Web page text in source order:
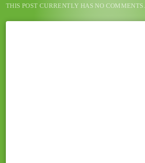
THIS POST CURRENTLY HAS NO COMMENTS.